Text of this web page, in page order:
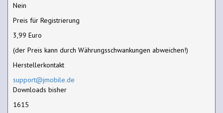
Nein
Preis für Registrierung
3,99 Euro
(der Preis kann durch Währungsschwankungen abweichen!)
Herstellerkontakt
support@jmobile.de
Downloads bisher
1615